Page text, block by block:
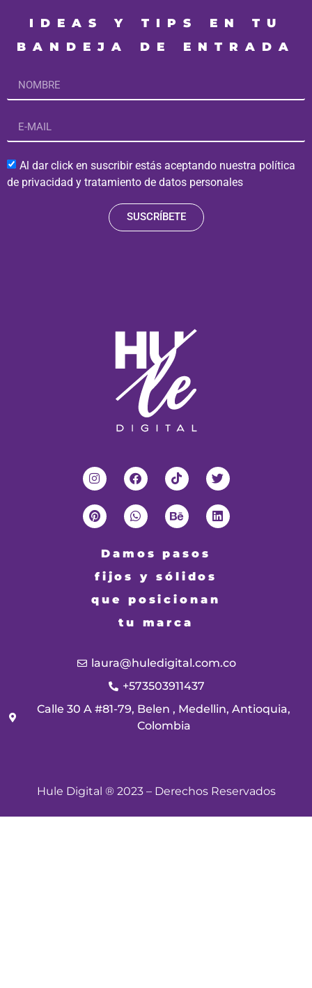
IDEAS Y TIPS EN TU
BANDEJA DE ENTRADA
Al dar click en suscribir estás aceptando nuestra política
de privacidad y tratamiento de datos personales
SUSCRÍBETE
Damos pasos
fijos y sólidos
que posicionan
tu marca
laura@huledigital.com.co
+573503911437
Calle 30 A #81-79, Belen , Medellin, Antioquia,
Colombia
Hule Digital ® 2023 – Derechos Reservados